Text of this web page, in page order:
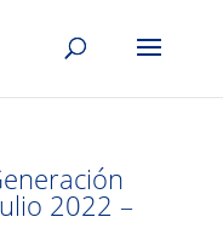
2022 –